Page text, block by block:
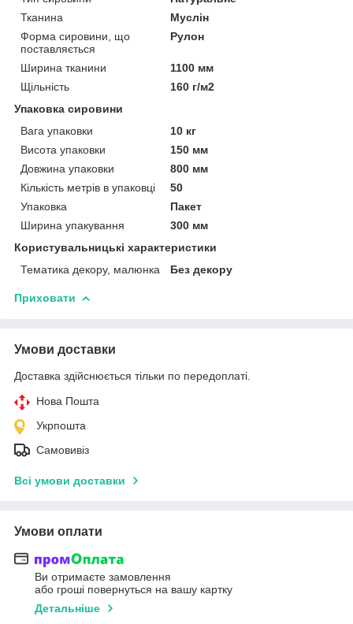
Тканина
Муслін
Форма сировини, що
поставляється
Рулон
Ширина тканини
1100 мм
Щільність
160 г/м2
Упаковка сировини
Вага упаковки
10 кг
Висота упаковки
150 мм
Довжина упаковки
800 мм
Кількість метрів в упаковці
50
Упаковка
Пакет
Ширина упакування
300 мм
Користувальницькі характеристики
Тематика декору, малюнка
Без декору
Приховати
Умови доставки
Доставка здійснюється тільки по передоплаті.
Нова Пошта
Укрпошта
Самовивіз
Всі умови доставки
Умови оплати
Ви отримаєте замовлення
або гроші повернуться на вашу картку
Детальніше